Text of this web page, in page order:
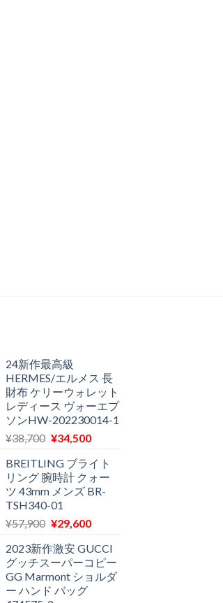
24新作最高級
HERMES/エルメス 長
財布 ケリーウォレット
レディース ヴォーエプ
ソンHW-202230014-1
¥38,700 元
価
格
は
¥38,700
で
た。
¥34,500現
の
価
格
¥34,500
す。
BREITLING ブライト
リング 腕時計 クォー
ツ 43mm メンズ BR-
TSH340-01
¥57,900 元
価
格
は
¥57,900
¥29,600現
の
価
格
2023新作激安 GUCCI
グッチスーパーコピー
GG Marmont ショルダ
ー ハンド バッグ